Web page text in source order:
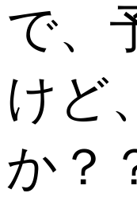
で、
けど
か？